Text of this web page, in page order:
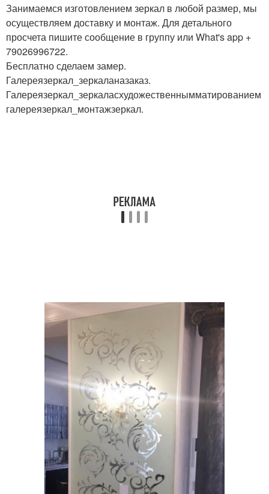
Занимаемся изготовлением зеркал в любой размер, мы
осуществляем доставку и монтаж. Для детального
просчета пишите сообщение в группу или What's app +
79026996722.
Бесплатно сделаем замер.
Галереязеркал_зеркаланазаказ.
Галереязеркал_зеркаласхудожественнымматированием
галереязеркал_монтажзеркал.